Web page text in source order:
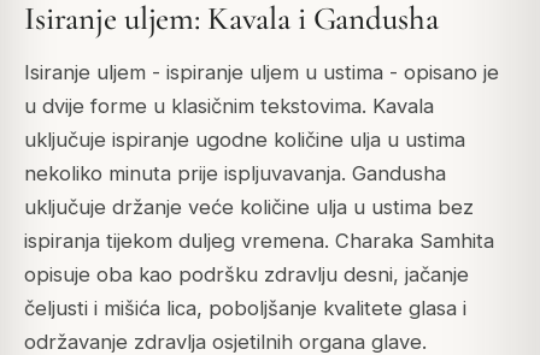
Isiranje uljem: Kavala i Gandusha
Isiranje uljem - ispiranje uljem u ustima - opisano je
u dvije forme u klasičnim tekstovima. Kavala
uključuje ispiranje ugodne količine ulja u ustima
nekoliko minuta prije ispljuvavanja. Gandusha
uključuje držanje veće količine ulja u ustima bez
ispiranja tijekom duljeg vremena. Charaka Samhita
opisuje oba kao podršku zdravlju desni, jačanje
čeljusti i mišića lica, poboljšanje kvalitete glasa i
održavanje zdravlja osjetilnih organa glave.